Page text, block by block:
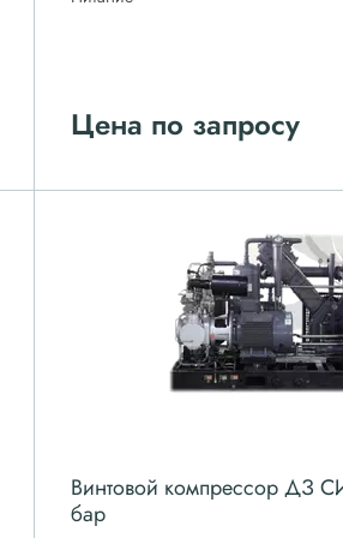
Цена по запросу
Винтовой компрессор ДЗ
бар